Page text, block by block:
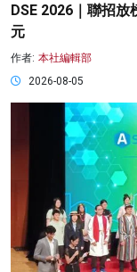
DSE 2026｜聯招
元
作者: 本社編輯部
2026-08-05